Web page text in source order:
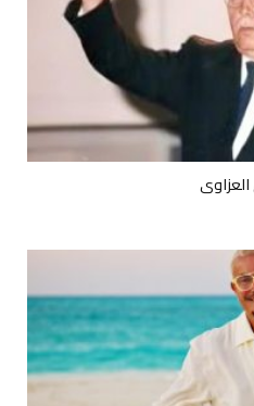
العزاوي